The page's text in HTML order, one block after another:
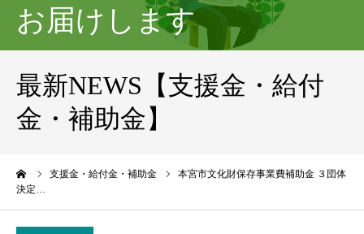
お届けします
最新NEWS【支援金・給付
金・補助金】
支援金・給付金・補助金
本宮市文化財保存事業費補助金 ３団体
決定…